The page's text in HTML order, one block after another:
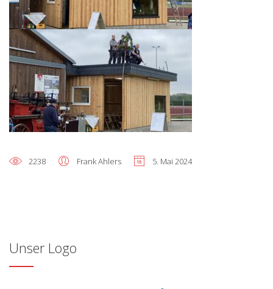
2238 Frank Ahlers 5. Mai 2024
Unser Logo